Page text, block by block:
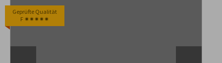
Geprüfte Qualität
F ✷✷✷✷✷